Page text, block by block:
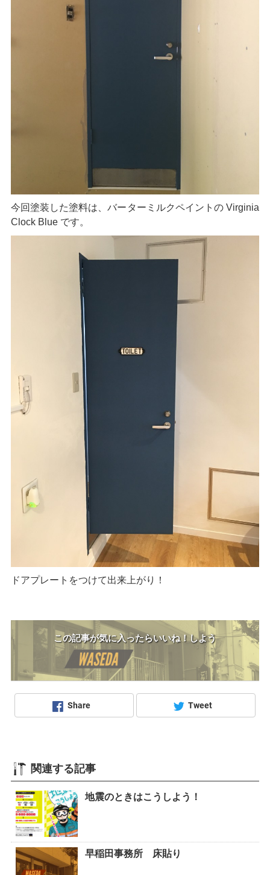
今回塗装した塗料は、バーターミルクペイントの Virginia
Clock Blue です。
ドアプレートをつけて出来上がり！
この記事が気に入ったらいいね！しよう
Share Tweet
関連する記事
地震のときはこうしよう！
早稲田事務所 床貼り